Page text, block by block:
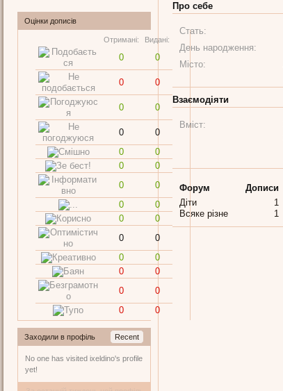
Оцінки дописів
Отримані: Видані:
0 0
0 0
0 0
0
0
0
0
0
0
0
0
0
0
0
0
0
0
0
0
0
0
0
0
0
0
Заходили в профіль Recent
No one has visited ixeldino's profile
yet!
Про себе
Стать:
День народження:
Місто:
Взаємодіяти
Вміст:
Форум
Дописи
Діти
1
Всяке різне
1